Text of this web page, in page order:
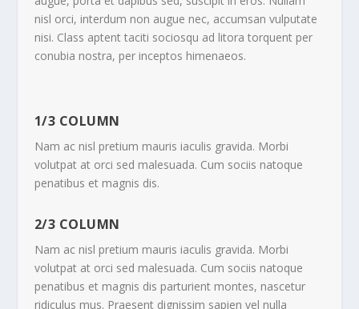
nisl orci, interdum non augue nec, accumsan vulputate
nisi. Class aptent taciti sociosqu ad litora torquent per
conubia nostra, per inceptos himenaeos.
1/3 COLUMN
Nam ac nisl pretium mauris iaculis gravida. Morbi
volutpat at orci sed malesuada. Cum sociis natoque
penatibus et magnis dis.
2/3 COLUMN
Nam ac nisl pretium mauris iaculis gravida. Morbi
volutpat at orci sed malesuada. Cum sociis natoque
penatibus et magnis dis parturient montes, nascetur
ridiculus mus. Praesent dignissim sapien vel nulla